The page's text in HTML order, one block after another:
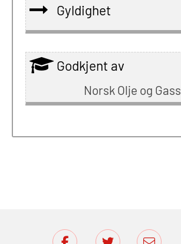
Gyldighet
Godkjent av
Norsk Olje og Gass